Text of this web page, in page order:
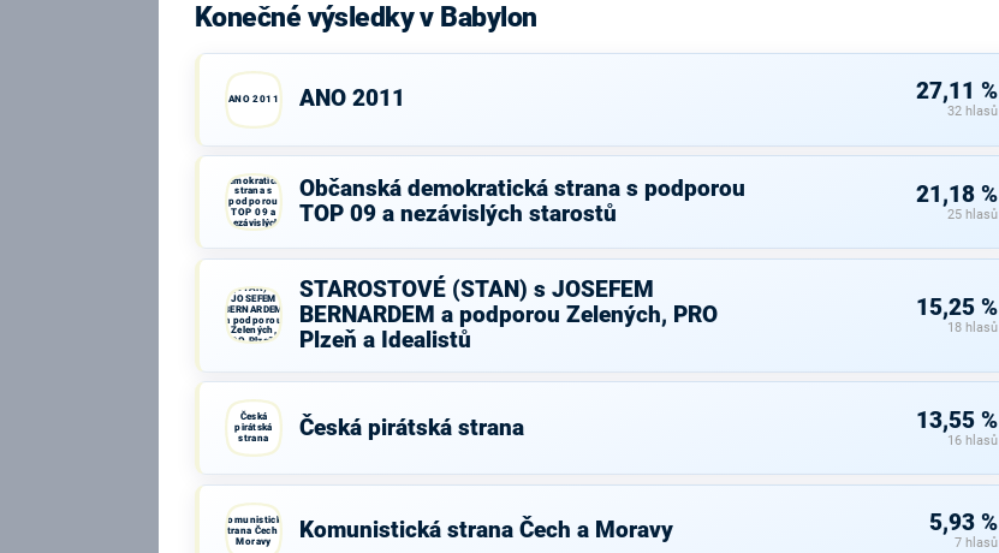
Konečné výsledky v Babylon
ANO 2011 ANO 2011 27,11 %
32 hlasů
demokratická
strana s
podporou
TOP 09 a
nezávislých
starostů
Občanská demokratická strana s podporou
TOP 09 a nezávislých starostů
21,18 %
25 hlasů
(STAN) s
JOSEFEM
BERNARDEM
a podporou
Zelených,
PRO Plzeň a
STAROSTOVÉ (STAN) s JOSEFEM
BERNARDEM a podporou Zelených, PRO
Plzeň a Idealistů
15,25 %
18 hlasů
Česká
pirátská
strana
Česká pirátská strana 13,55 %
16 hlasů
Komunistická
strana Čech a
Moravy
Komunistická strana Čech a Moravy 5,93 %
7 hlasů